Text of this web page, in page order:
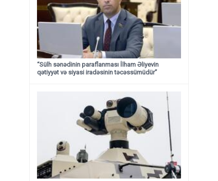
“Sülh sənədinin paraflanması İlham Əliyevin
qətiyyət və siyasi iradəsinin təcəssümüdür”